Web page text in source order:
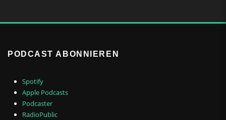
PODCAST ABONNIEREN
Spotify
Apple Podcasts
Podcaster
RadioPublic